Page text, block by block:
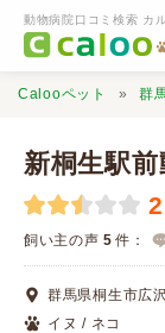
動物病院口コミ検索 カ
動物病院検索
口コミ検索
Calooペット 群
新桐生駅
飼い主の声 5 件：
群馬県桐生市広
イヌ / ネコ